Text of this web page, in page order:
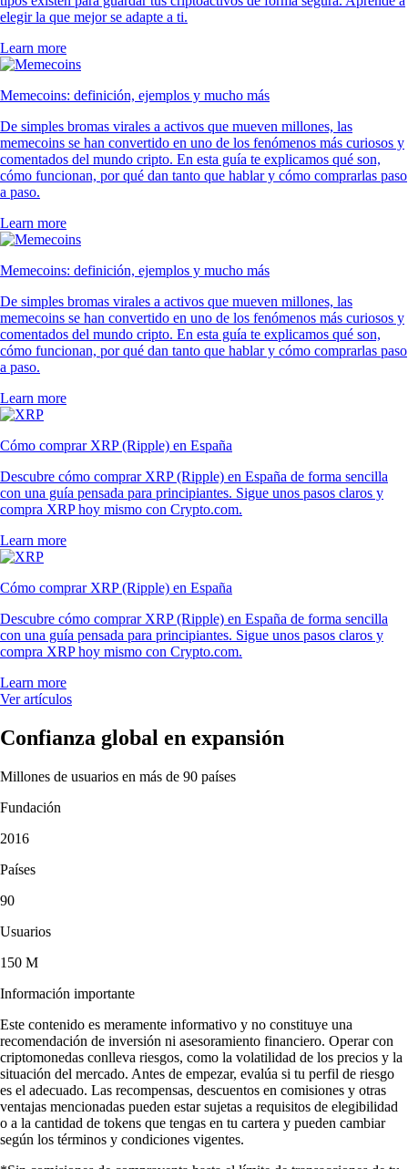
elegir la que mejor se adapte a ti.
Learn more
Memecoins: definición, ejemplos y mucho más
De simples bromas virales a activos que mueven millones, las
memecoins se han convertido en uno de los fenómenos más curiosos y
comentados del mundo cripto. En esta guía te explicamos qué son,
cómo funcionan, por qué dan tanto que hablar y cómo comprarlas paso
a paso.
Learn more
Memecoins: definición, ejemplos y mucho más
De simples bromas virales a activos que mueven millones, las
memecoins se han convertido en uno de los fenómenos más curiosos y
comentados del mundo cripto. En esta guía te explicamos qué son,
cómo funcionan, por qué dan tanto que hablar y cómo comprarlas paso
a paso.
Learn more
Cómo comprar XRP (Ripple) en España
Descubre cómo comprar XRP (Ripple) en España de forma sencilla
con una guía pensada para principiantes. Sigue unos pasos claros y
compra XRP hoy mismo con Crypto.com.
Learn more
Cómo comprar XRP (Ripple) en España
Descubre cómo comprar XRP (Ripple) en España de forma sencilla
con una guía pensada para principiantes. Sigue unos pasos claros y
compra XRP hoy mismo con Crypto.com.
Learn more
Ver artículos
Confianza global en expansión
Millones de usuarios en más de 90 países
Fundación
2016
Países
90
Usuarios
150 M
Información importante
Este contenido es meramente informativo y no constituye una
recomendación de inversión ni asesoramiento financiero. Operar con
criptomonedas conlleva riesgos, como la volatilidad de los precios y la
situación del mercado. Antes de empezar, evalúa si tu perfil de riesgo
es el adecuado. Las recompensas, descuentos en comisiones y otras
ventajas mencionadas pueden estar sujetas a requisitos de elegibilidad
o a la cantidad de tokens que tengas en tu cartera y pueden cambiar
según los términos y condiciones vigentes.